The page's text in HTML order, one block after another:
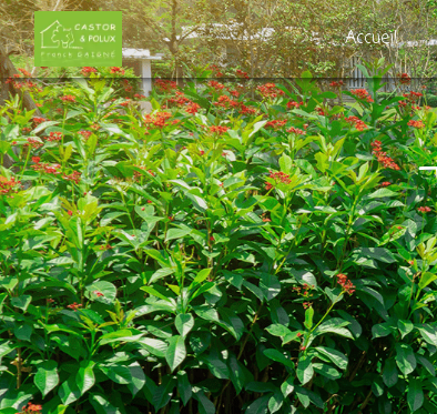
Accueil
Panneau de gestion des cookies